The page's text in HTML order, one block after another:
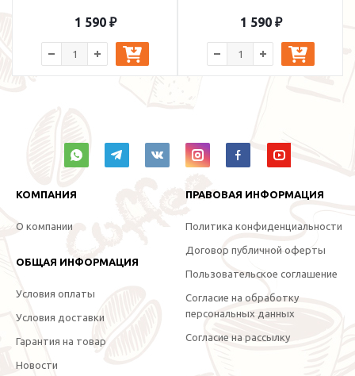
1 590 ₽ 1 590 ₽
КОМПАНИЯ
О компании
ОБЩАЯ ИНФОРМАЦИЯ
Условия оплаты
Условия доставки
Гарантия на товар
Новости
ПРАВОВАЯ ИНФОРМАЦИЯ
Политика конфиденциальности
Договор публичной оферты
Пользовательское соглашение
Согласие на обработку
персональных данных
Согласие на рассылку